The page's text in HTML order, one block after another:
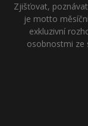
Zjišťovat,
je motto
exkluzivní
osobnostmi ze